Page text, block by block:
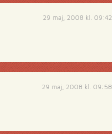
29 maj, 2008 kl. 09:42
29 maj, 2008 kl. 09:58